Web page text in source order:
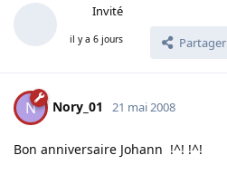
Invité
il y a 6 jours Partager
N Nory_01 21 mai 2008
Bon anniversaire Johann !^! !^!